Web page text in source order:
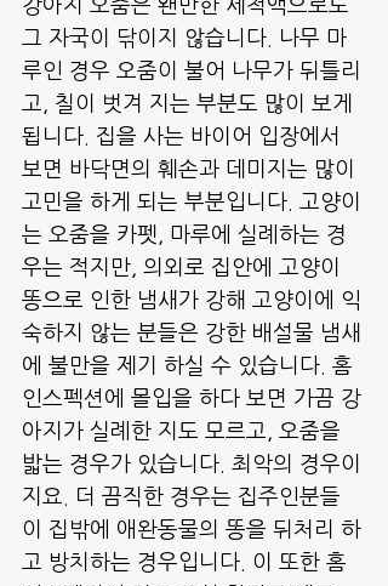
강아지 오줌은 왠만한 세척액으로도
그 자국이 닦이지 않습니다. 나무 마
루인 경우 오줌이 불어 나무가 뒤틀리
고, 칠이 벗겨 지는 부분도 많이 보게
됩니다. 집을 사는 바이어 입장에서
보면 바닥면의 훼손과 데미지는 많이
고민을 하게 되는 부분입니다. 고양이
는 오줌을 카펫, 마루에 실례하는 경
우는 적지만, 의외로 집안에 고양이
똥으로 인한 냄새가 강해 고양이에 익
숙하지 않는 분들은 강한 배설물 냄새
에 불만을 제기 하실 수 있습니다. 홈
인스펙션에 몰입을 하다 보면 가끔 강
아지가 실례한 지도 모르고, 오줌을
밟는 경우가 있습니다. 최악의 경우이
지요. 더 끔직한 경우는 집주인분들
이 집밖에 애완동물의 똥을 뒤처리 하
고 방치하는 경우입니다. 이 또한 홈